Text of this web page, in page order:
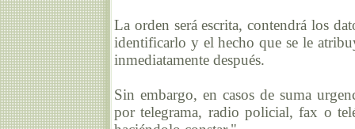
La orden será escrita, contendrá los
identificarlo y el hecho que se le
inmediatamente después.
Sin embargo, en casos de suma
por telegrama, radio policial, fax o